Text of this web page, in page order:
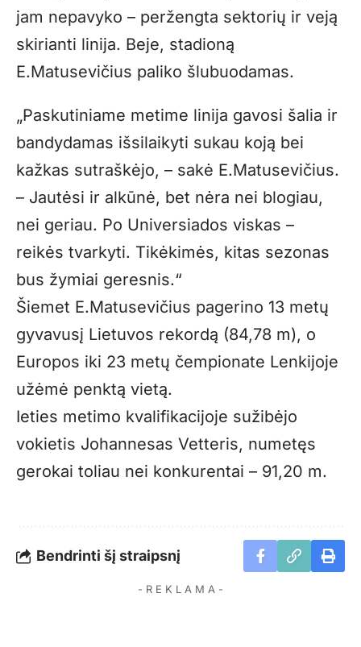
jam nepavyko – peržengta sektorių ir veją
skirianti linija. Beje, stadioną
E.Matusevičius paliko šlubuodamas.
„Paskutiniame metime linija gavosi šalia ir
bandydamas išsilaikyti sukau koją bei
kažkas sutraškėjo, – sakė E.Matusevičius.
– Jautėsi ir alkūnė, bet nėra nei blogiau,
nei geriau. Po Universiados viskas –
reikės tvarkyti. Tikėkimės, kitas sezonas
bus žymiai geresnis.“
Šiemet E.Matusevičius pagerino 13 metų
gyvavusį Lietuvos rekordą (84,78 m), o
Europos iki 23 metų čempionate Lenkijoje
užėmė penktą vietą.
Ieties metimo kvalifikacijoje sužibėjo
vokietis Johannesas Vetteris, numetęs
gerokai toliau nei konkurentai – 91,20 m.
Bendrinti šį straipsnį
- R E K L A M A -